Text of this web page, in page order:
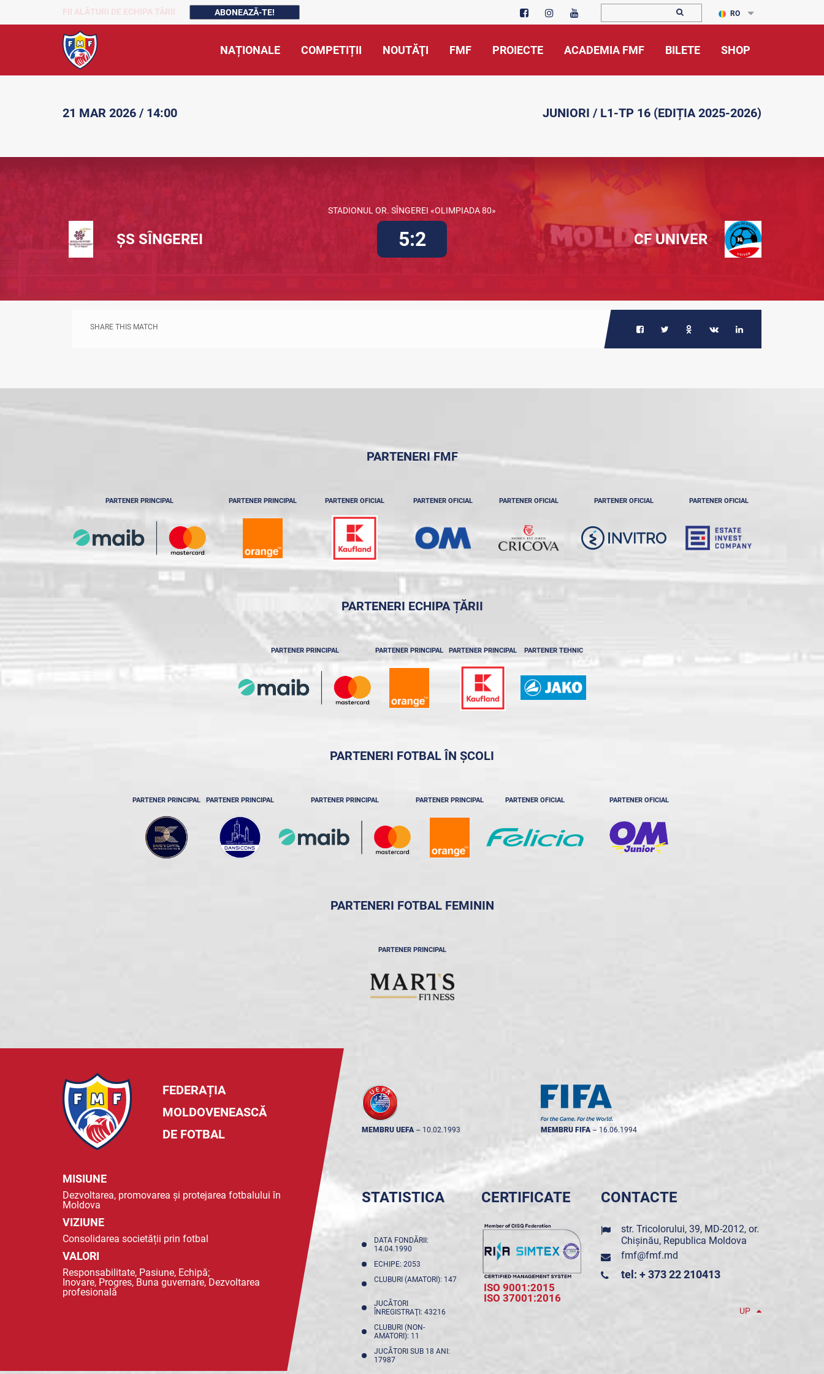
FII ALĂTURI DE ECHIPA ȚĂRII ABONEAZĂ-TE! RO
NAȚIONALE COMPETIȚII NOUTĂŢI FMF PROIECTE ACADEMIA FMF BILETE SHOP
21 MAR 2026 / 14:00 JUNIORI / L1-TP 16 (EDIȚIA 2025-2026)
STADIONUL OR. SÎNGEREI «OLIMPIADA 80»
ȘS SÎNGEREI 5:2 CF UNIVER
SHARE THIS MATCH
PARTENERI FMF
PARTENER PRINCIPAL PARTENER PRINCIPAL PARTENER OFICIAL PARTENER OFICIAL PARTENER OFICIAL PARTENER OFICIAL PARTENER OFICIAL
PARTENERI ECHIPA ȚĂRII
PARTENER PRINCIPAL PARTENER PRINCIPAL PARTENER PRINCIPAL PARTENER TEHNIC
PARTENERI FOTBAL ÎN ȘCOLI
PARTENER PRINCIPAL PARTENER PRINCIPAL PARTENER PRINCIPAL PARTENER PRINCIPAL PARTENER OFICIAL PARTENER OFICIAL
PARTENERI FOTBAL FEMININ
PARTENER PRINCIPAL
FEDERAȚIA
MOLDOVENEASCĂ
DE FOTBAL
MISIUNE
Dezvoltarea, promovarea și protejarea fotbalului în
Moldova
VIZIUNE
Consolidarea societății prin fotbal
VALORI
Responsabilitate, Pasiune, Echipă;
Inovare, Progres, Buna guvernare, Dezvoltarea
profesională
MEMBRU UEFA -- 10.02.1993 MEMBRU FIFA -- 16.06.1994
STATISTICA
DATA FONDĂRII:
14.04.1990
ECHIPE: 2053
CLUBURI (AMATORI): 147
JUCĂTORI
ÎNREGISTRAŢI: 43216
CLUBURI (NON-
AMATORI): 11
JUCĂTORI SUB 18 ANI:
17987
CERTIFICATE
ISO 9001:2015
ISO 37001:2016
CONTACTE
str. Tricolorului, 39, MD-2012, or.
Chișinău, Republica Moldova
fmf@fmf.md
tel: + 373 22 210413
UP